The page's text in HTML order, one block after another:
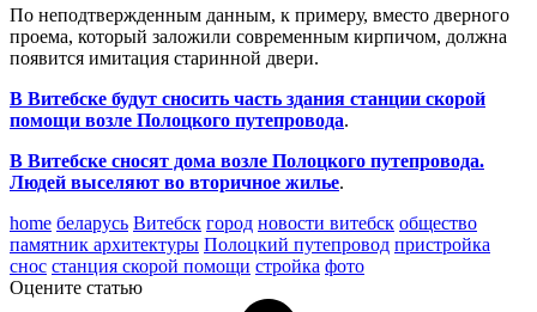
По неподтвержденным данным, к примеру, вместо дверного
проема, который заложили современным кирпичом, должна
появится имитация старинной двери.
В Витебске будут сносить часть здания станции скорой
помощи возле Полоцкого путепровода.
В Витебске сносят дома возле Полоцкого путепровода.
Людей выселяют во вторичное жилье.
home беларусь Витебск город новости витебск общество
памятник архитектуры Полоцкий путепровод пристройка
снос станция скорой помощи стройка фото
Оцените статью